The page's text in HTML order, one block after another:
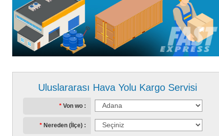
Uluslararası Hava Yolu Kargo Servisi
Von wo
Nereden (İlçe)